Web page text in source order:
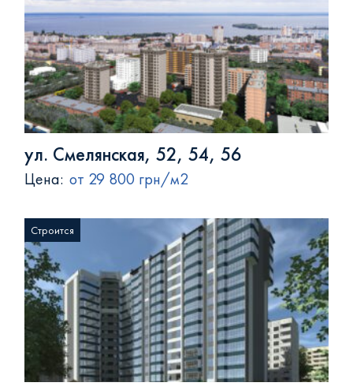
ул. Смелянская, 52, 54, 56
Цена: от 29 800 грн/м2
Строится